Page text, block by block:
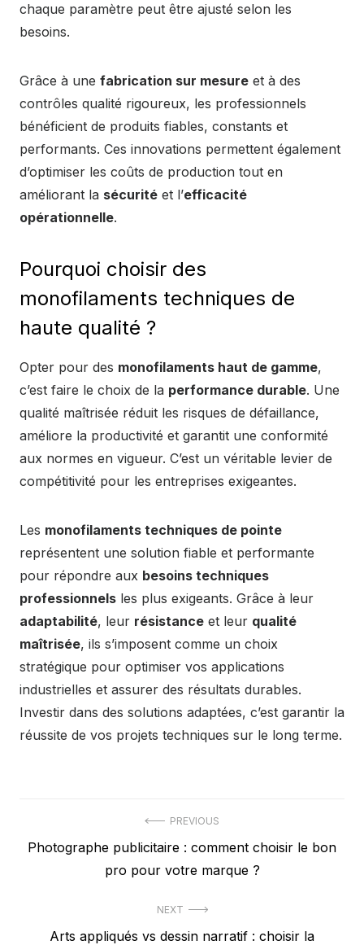
chaque paramètre peut être ajusté selon les
besoins.
Grâce à une fabrication sur mesure et à des
contrôles qualité rigoureux, les professionnels
bénéficient de produits fiables, constants et
performants. Ces innovations permettent également
d’optimiser les coûts de production tout en
améliorant la sécurité et l’efficacité
opérationnelle.
Pourquoi choisir des
monofilaments techniques de
haute qualité ?
Opter pour des monofilaments haut de gamme,
c’est faire le choix de la performance durable. Une
qualité maîtrisée réduit les risques de défaillance,
améliore la productivité et garantit une conformité
aux normes en vigueur. C’est un véritable levier de
compétitivité pour les entreprises exigeantes.
Les monofilaments techniques de pointe
représentent une solution fiable et performante
pour répondre aux besoins techniques
professionnels les plus exigeants. Grâce à leur
adaptabilité, leur résistance et leur qualité
maîtrisée, ils s’imposent comme un choix
stratégique pour optimiser vos applications
industrielles et assurer des résultats durables.
Investir dans des solutions adaptées, c’est garantir la
réussite de vos projets techniques sur le long terme.
de
PREVIOUS
Previous
Photographe publicitaire : comment choisir le bon
pro pour votre marque ?
NEXT
NextArts appliqués vs dessin narratif : choisir la